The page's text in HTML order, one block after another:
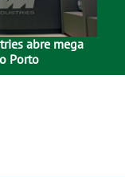
abre mega
Porto